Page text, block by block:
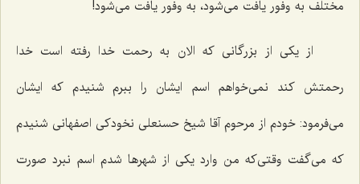
مختلف به وفور یافت می‌شود، به وفور یافت می‌شود!
از یكی از بزرگانی كه الان به رحمت خدا رفته است خدا
رحمتش كند نمی‌خواهم اسم ایشان را ببرم شنیدم كه ایشان
می‌فرمود: خودم از مرحوم آقا شیخ حسنعلی نخودكی اصفهانی شنیدم
كه می‌گفت وقتی‌كه من وارد یكی از شهرها شدم اسم نبرد صورت